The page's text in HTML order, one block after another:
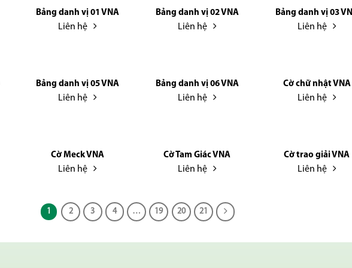
Bảng danh vị 01 VNA
Liên hệ
Bảng danh vị 02 VNA
Liên hệ
Bảng danh vị 03
Liên hệ
Bảng danh vị 05 VNA
Liên hệ
Bảng danh vị 06 VNA
Liên hệ
Cờ chữ nhật VNA
Liên hệ
Cờ Meck VNA
Liên hệ
Cờ Tam Giác VNA
Liên hệ
Cờ trao giải VNA
Liên hệ
1 2 3 4 … 19 20 21